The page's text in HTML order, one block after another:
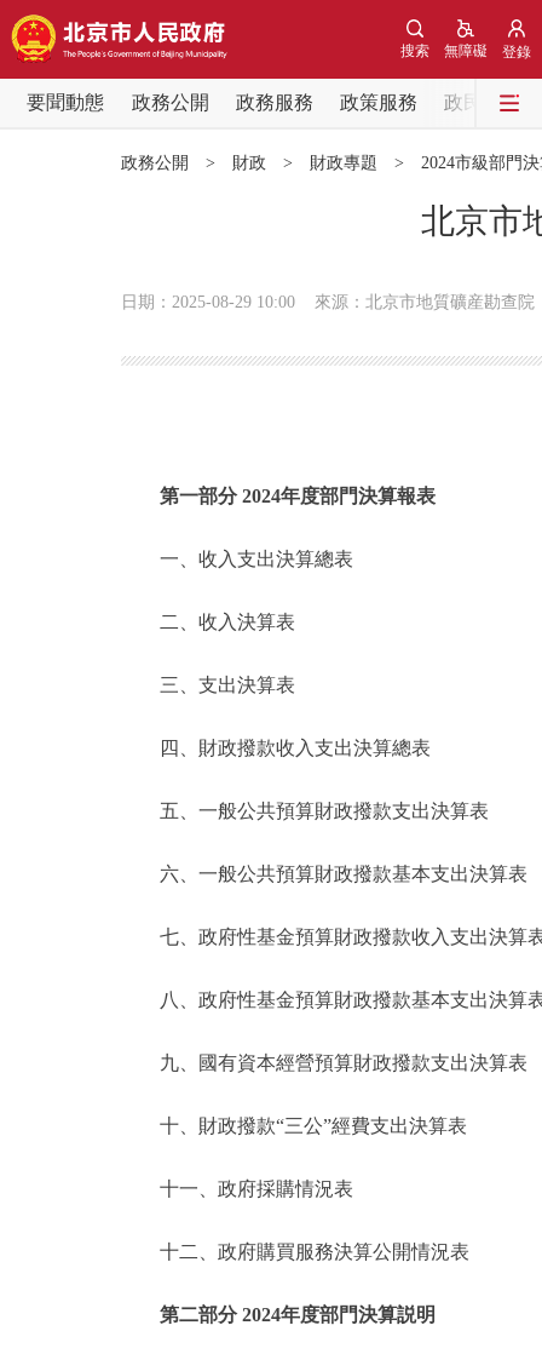
登錄
無障礙
搜索
要聞動態 政務公開 政務服務 政策服務
政民互動
便民服務
仲介服務
政民互動
12345網上接訴即辦
參與調查
走進北京
北京概況
綠色北京
政務公開 > 財政 > 財政專題 > 2024市級部門
北京市
日期：2025-08-29 10:00 來源：北京市地質礦産勘查院
第一部分 2024年度部門決算報表
一、收入支出決算總表
二、收入決算表
三、支出決算表
四、財政撥款收入支出決算總表
五、一般公共預算財政撥款支出決算表
六、一般公共預算財政撥款基本支出決算表
七、政府性基金預算財政撥款收入支出決算
八、政府性基金預算財政撥款基本支出決算
九、國有資本經營預算財政撥款支出決算表
十、財政撥款“三公”經費支出決算表
十一、政府採購情況表
十二、政府購買服務決算公開情況表
第二部分 2024年度部門決算説明